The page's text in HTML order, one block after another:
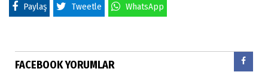
Paylaş Tweetle WhatsApp
FACEBOOK YORUMLAR